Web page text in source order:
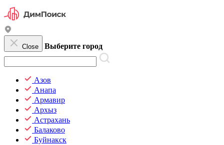
Close Выберите город
Азов
Анапа
Армавир
Архыз
Астрахань
Балаково
Буйнакск